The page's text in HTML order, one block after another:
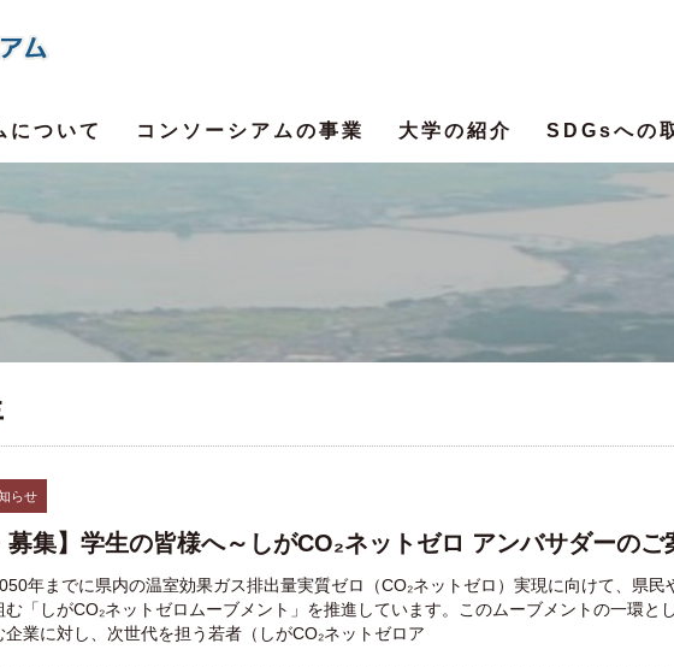
について コンソーシアムの事業 大学の紹介 SDGsへの
らせ
募集】学生の皆様へ～しがCO₂ネットゼロ アンバサダーのご
年までに県内の温室効果ガス排出量実質ゼロ（CO₂ネットゼロ）実現に向けて、県民
む「しがCO₂ネットゼロムーブメント」を推進しています。このムーブメントの一環と
業に対し、次世代を担う若者（しがCO₂ネットゼロア